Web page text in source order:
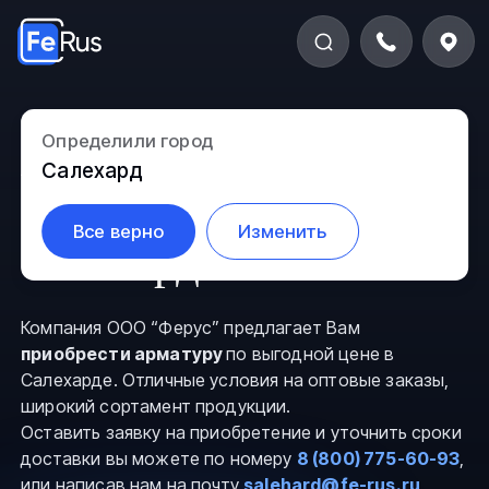
Определили город
Салехард
Все верно Изменить
Арматура
металлическая в
Салехарде
Компания ООО “Ферус” предлагает Вам
приобрести арматурупо выгодной цене в
Салехарде. Отличные условия на оптовые заказы,
широкий сортамент продукции.
Оставить заявку на приобретение и уточнить сроки
доставки вы можете по номеру 8 (800) 775-60-93,